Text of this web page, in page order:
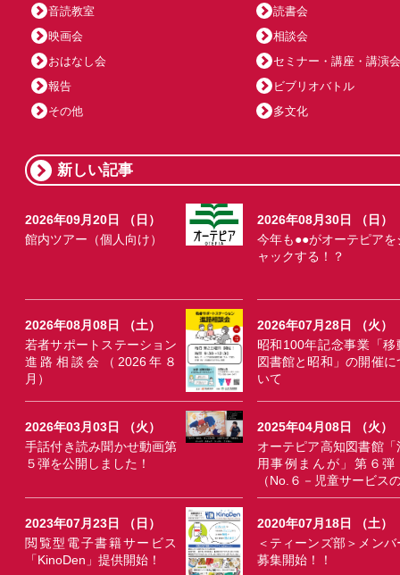
音読教室
読書会
映画会
相談会
おはなし会
セミナー・講座・講演会
報告
ビブリオバトル
その他
多文化
新しい記事
2026年09月20日 （日）
館内ツアー（個人向け）
2026年08月30日 （日）
今年も●●がオーテピアを
ャックする！？
2026年08月08日 （土）
若者サポートステーション
進路相談会（2026年８
月）
2026年07月28日 （火）
昭和100年記念事業「移
図書館と昭和」の開催に
いて
2026年03月03日 （火）
手話付き読み聞かせ動画第
５弾を公開しました！
2025年04月08日 （火）
オーテピア高知図書館「
用事例まんが」第６弾
（No.６－児童サービス
2023年07月23日 （日）
閲覧型電子書籍サービス
「KinoDen」提供開始！
2020年07月18日 （土）
＜ティーンズ部＞メンバ
募集開始！！